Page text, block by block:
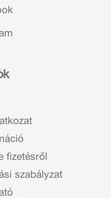
fizetésről
szabályzat